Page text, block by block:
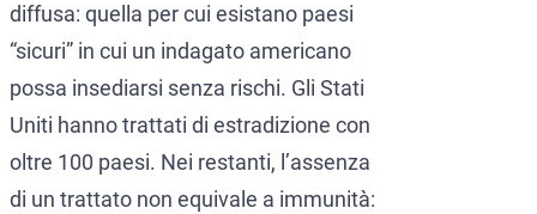
diffusa: quella per cui esistano paesi
“sicuri” in cui un indagato americano
possa insediarsi senza rischi. Gli Stati
Uniti hanno trattati di estradizione con
oltre 100 paesi. Nei restanti, l’assenza
di un trattato non equivale a immunità: